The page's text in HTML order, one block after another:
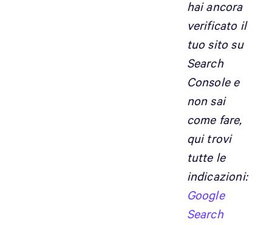
hai ancora
verificato il
tuo sito su
Search
Console e
non sai
come fare,
qui trovi
tutte le
indicazioni:
Google
Search